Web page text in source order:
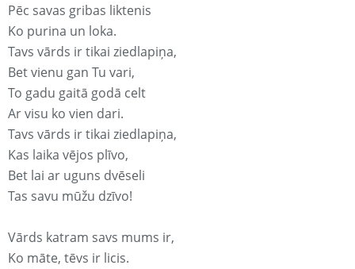
Pēc savas gribas liktenis
Ko purina un loka.
Tavs vārds ir tikai ziedlapiņa,
Bet vienu gan Tu vari,
To gadu gaitā godā celt
Ar visu ko vien dari.
Tavs vārds ir tikai ziedlapiņa,
Kas laika vējos plīvo,
Bet lai ar uguns dvēseli
Tas savu mūžu dzīvo!
Vārds katram savs mums ir,
Ko māte, tēvs ir licis.